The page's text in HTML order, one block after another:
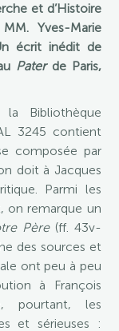
et d’Histoire
Yves-Marie
écrit inédit de
Paterde Paris,
Bibliothèque
3245 contient
composée par
doit à Jacques
Parmi les
on remarque un
Père(ff. 43v-
des sources et
ont peu à peu
à François
pourtant, les
et sérieuses :